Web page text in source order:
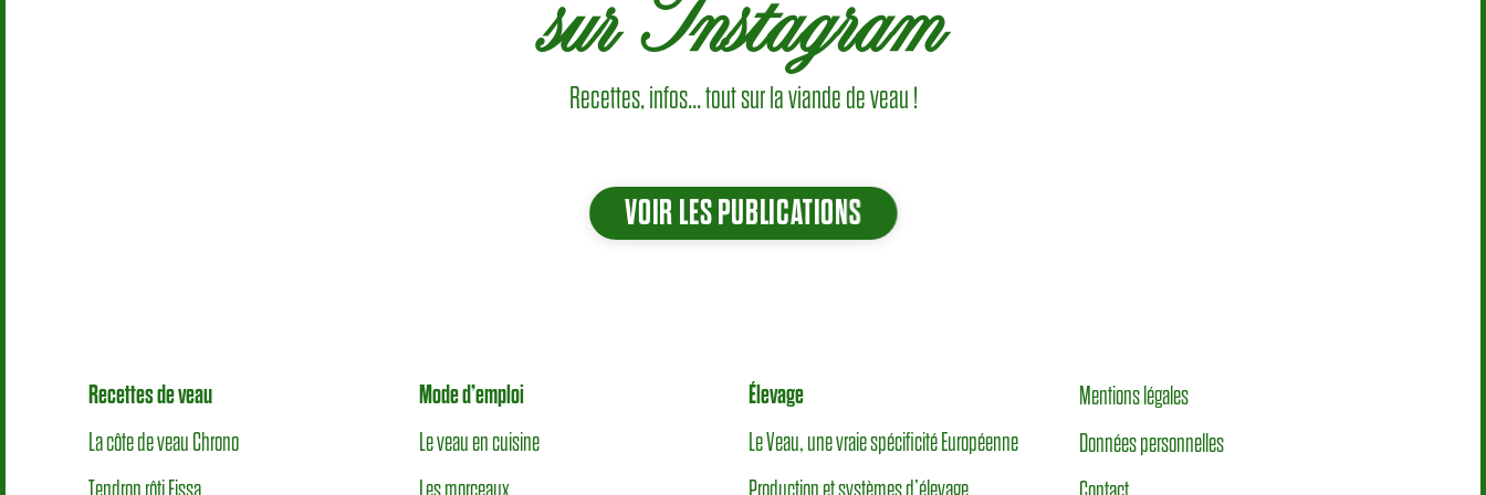
Recettes, infos... tout sur la viande de veau !
VOIR LES PUBLICATIONS
Recettes de veau
La côte de veau Chrono
Tendron rôti Fissa
Mode d’emploi
Le veau en cuisine
Les morceaux
Élevage
Le Veau, une vraie spécificité Européenne
Production et systèmes d’élevage
Mentions légales
Données personnelles